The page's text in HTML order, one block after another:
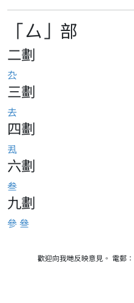
「厶」部
二劃
厹
三劃
去
四劃
厾
六劃
叁
九劃
參叄
歡迎向我哋反映意見。 電郵：